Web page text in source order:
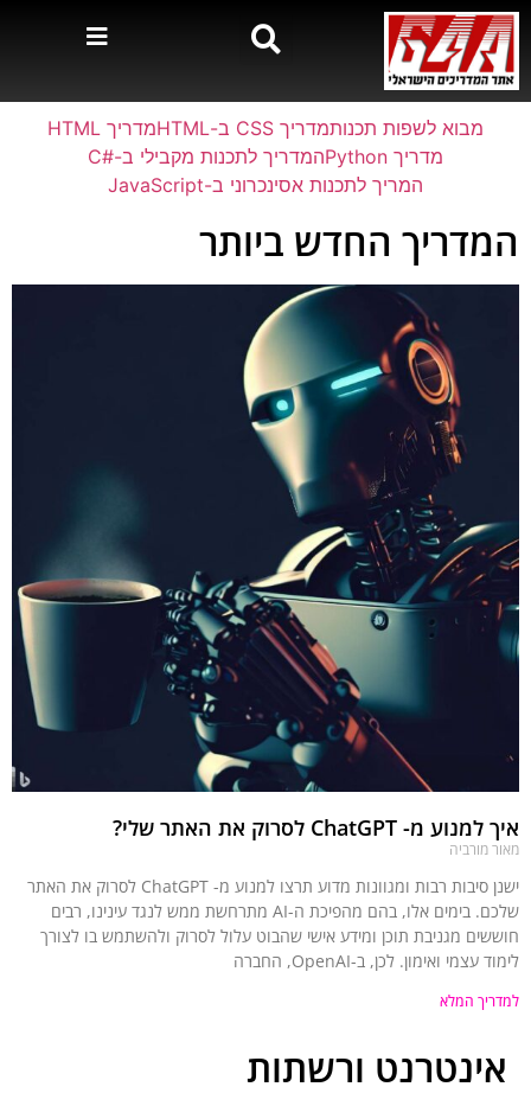
מבוא לשפות תכנותמדריך CSS ב-HTML
מדריך HTML
מדריך Python
המדריך לתכנות מקבילי ב-#C
המריך לתכנות אסינכרוני ב-JavaScript
המדריך החדש ביותר
איך למנוע מ- ChatGPT לסרוק את האתר שלי?
מאור מורביה
ישנן סיבות רבות ומגוונות מדוע תרצו למנוע מ- ChatGPT לסרוק את האתר
שלכם. בימים אלו, בהם מהפיכת ה-AI מתרחשת ממש לנגד עינינו, רבים
חוששים מגניבת תוכן ומידע אישי שהבוט עלול לסרוק ולהשתמש בו לצורך
לימוד עצמי ואימון. לכן, ב-OpenAI, החברה
למדריך המלא
אינטרנט ורשתות